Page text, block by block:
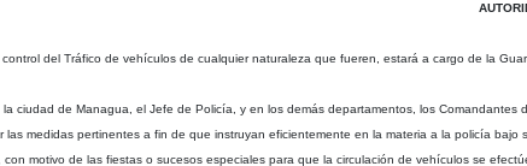
control del Tráfico de vehículos de cualquier naturaleza que fueren, estará a cargo de la
la ciudad de Managua, el Jefe de Policía, y en los demás departamentos, los
las medidas pertinentes a fin de que instruyan eficientemente en la materia a la policía
con motivo de las fiestas o sucesos especiales para que la circulación de vehículos se